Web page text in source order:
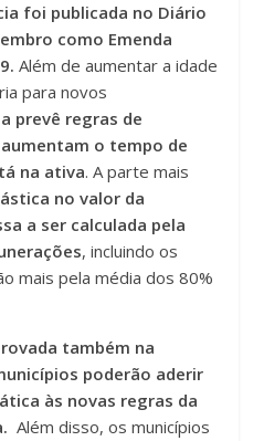
foi publicada no Diário
como Emenda
Além de aumentar a idade
para novos
prevê regras de
o tempo de
na ativa. A parte mais
no valor da
a ser calculada pela
, incluindo os
mais pela média dos 80%
também na
poderão aderir
às novas regras da
Além disso, os municípios